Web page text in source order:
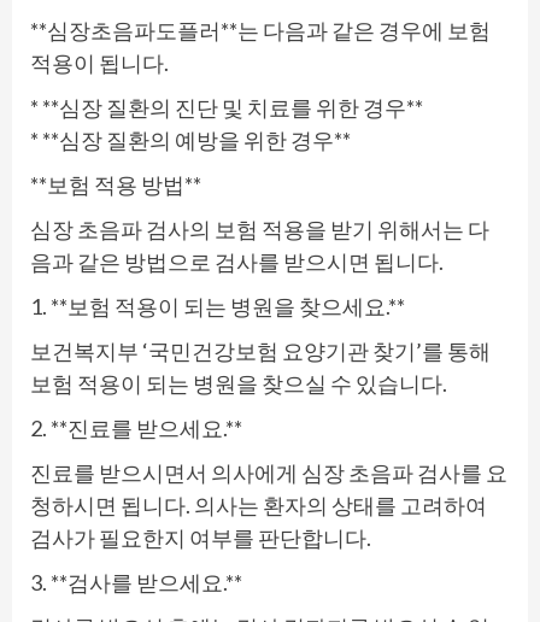
**심장초음파도플러**는 다음과 같은 경우에 보험
적용이 됩니다.
* **심장 질환의 진단 및 치료를 위한 경우**
* **심장 질환의 예방을 위한 경우**
**보험 적용 방법**
심장 초음파 검사의 보험 적용을 받기 위해서는 다
음과 같은 방법으로 검사를 받으시면 됩니다.
1. **보험 적용이 되는 병원을 찾으세요.**
보건복지부 ‘국민건강보험 요양기관 찾기’를 통해
보험 적용이 되는 병원을 찾으실 수 있습니다.
2. **진료를 받으세요.**
진료를 받으시면서 의사에게 심장 초음파 검사를 요
청하시면 됩니다. 의사는 환자의 상태를 고려하여
검사가 필요한지 여부를 판단합니다.
3. **검사를 받으세요.**